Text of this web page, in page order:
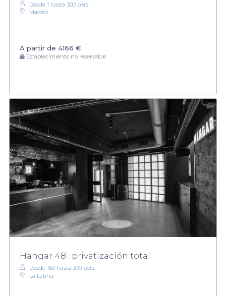
Desde 1 hasta 300 pers.
Madrid
A partir de 4166 €
Establecimiento no reservable
Hangar 48 : privatización total
Desde 150 hasta 300 pers.
La Latina